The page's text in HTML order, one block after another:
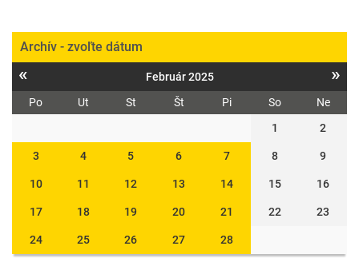
Archív - zvoľte dátum
« Február 2025 »
Po Ut St Št Pi So
Ne
1
2
3 4 5 6 7 8 9
10 11 12 13 14 15 16
17 18 19 20 21 22 23
24 25 26 27 28